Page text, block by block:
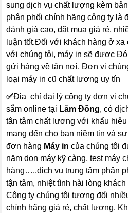
sung dịch vụ chất lượng kèm
phân phối chính hãng công ty là
đánh giá cao, đặt mua giá rẻ,
luận tốt.Đối với khách hàng ở xa
với chúng tôi, máy in sẽ được
gửi hàng về tận nơi. Đơn vị
loại máy in cũ chất lương uy tín
✅Địa chỉ đại lý công ty đơn vị
sắm online tại Lâm Đồng, có
tận tâm chất lượng với khẩu
mang đến cho bạn niềm tin và
đơn hàng Máy in của chúng tôi
năm dọn máy kỹ càng, test máy
hàng…..dịch vụ trung tâm phân
tận tâm, nhiệt tình hài lòng
Công ty chúng tôi tương đối
chính hãng giá rẻ, chất lượng.